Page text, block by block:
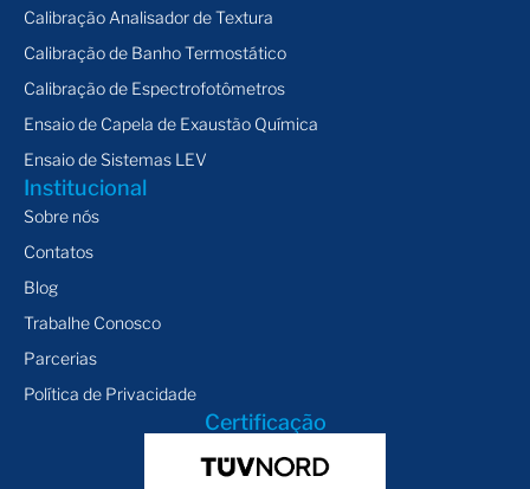
Calibração Analisador de Textura
Calibração de Banho Termostático
Calibração de Espectrofotômetros
Ensaio de Capela de Exaustão Química
Ensaio de Sistemas LEV
Institucional
Sobre nós
Contatos
Blog
Trabalhe Conosco
Parcerias
Política de Privacidade
Certificação